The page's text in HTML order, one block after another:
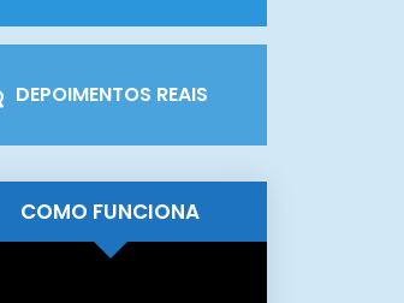
DEPOIMENTOS REAIS
COMO FUNCIONA